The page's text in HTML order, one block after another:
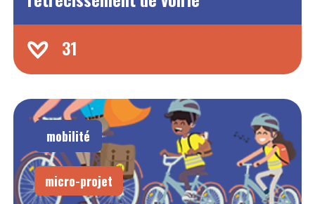
31
mobilité
micro-projet